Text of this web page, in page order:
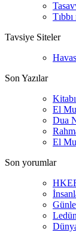
Tavsiye Siteler
Son Yazılar
El
Dua
El
Son yorumlar